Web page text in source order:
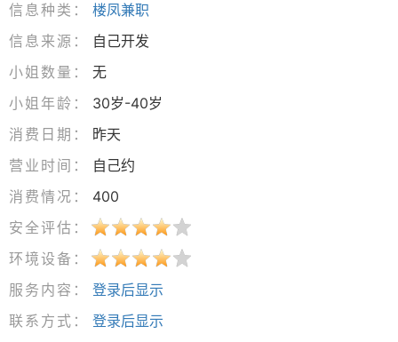
信息种类：
楼凤兼职
信息来源：
自己开发
小姐数量：
无
小姐年龄：
30岁-40岁
消费日期：
昨天
营业时间：
自己约
消费情况：
400
安全评估：
环境设备：
服务内容：
登录后显示
联系方式：
登录后显示